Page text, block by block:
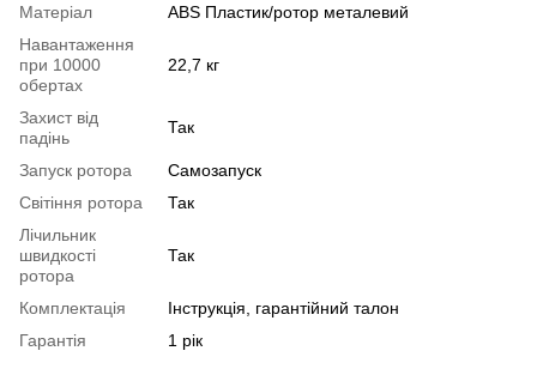
Матеріал
ABS Пластик/ротор металевий
Навантаження
при 10000
обертах
22,7 кг
Захист від
падінь
Так
Запуск ротора
Самозапуск
Світіння ротора
Так
Лічильник
швидкості
ротора
Так
Комплектація
Інструкція, гарантійний талон
Гарантія
1 рік